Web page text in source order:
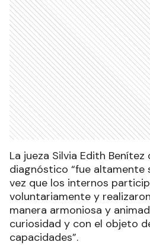
La jueza Silvia Edith
diagnóstico “fue
vez que los internos
voluntariamente y
manera armoniosa y
curiosidad y con el objeto
capacidades”.